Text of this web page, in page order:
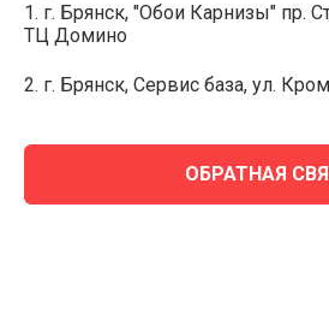
1. г. Брянск, "Обои Карнизы" пр.
ТЦ Домино
2. г. Брянск, Сервис база, ул.
ОБРАТНАЯ